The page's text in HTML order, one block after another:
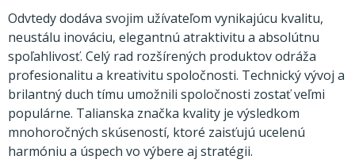
Odvtedy dodáva svojim užívateľom vynikajúcu kvalitu,
neustálu inováciu, elegantnú atraktivitu a absolútnu
spoľahlivosť. Celý rad rozšírených produktov odráža
profesionalitu a kreativitu spoločnosti. Technický vývoj a
brilantný duch tímu umožnili spoločnosti zostať veľmi
populárne. Talianska značka kvality je výsledkom
mnohoročných skúseností, ktoré zaisťujú ucelenú
harmóniu a úspech vo výbere aj stratégii.
o
d
u
k
t
o
v